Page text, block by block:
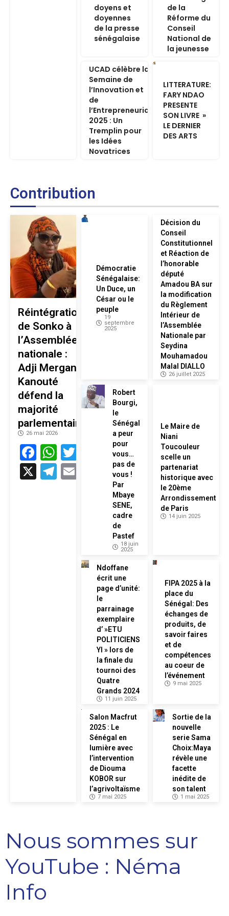
doyens et
doyennes
de la presse
sénégalaise
de la
Réforme du
Conseil
National de
la jeunesse
UCAD célèbre la
Semaine de
l’Innovation et
de
l’Entrepreneuriat
2025 : Un
Tremplin pour
les Idées
Novatrices
LITTERATURE:
FARY NDAO
PRESENTE
SON LIVRE »
LE DERNIER
DES ARTS
Contribution
Réintégration
de Sonko à
l’Assemblée
nationale :
Adji Mergane
Kanouté
défend la
majorité
parlementaire
26 mai 2026
Facebook
WhatsApp
Twitter
X
Telegram
Email
Démocratie
Sénégalaise:
Un Duce, un
César ou le
peuple
19
septembre
2025
Décision du
Conseil
Constitutionnel
et Réaction de
l’honorable
député
Amadou BA sur
la modification
du Règlement
Intérieur de
l’Assemblée
Nationale par
Seydina
Mouhamadou
Malal DIALLO
26 juillet 2025
Robert
Bourgi,
le
Sénégal
a peur
pour
vous…
pas de
vous !
Par
Mbaye
SENE,
cadre
de
Pastef
18 juin
2025
Le Maire de
Niani
Toucouleur
scelle un
partenariat
historique avec
le 20ème
Arrondissement
de Paris
14 juin 2025
Ndoffane
écrit une
page d’unité:
le
parrainage
exemplaire
d’ »ETU
POLITICIENS
YI » lors de
la finale du
tournoi des
Quatre
Grands 2024
11 juin 2025
FIPA 2025 à la
place du
Sénégal: Des
échanges de
produits, de
savoir faires
et de
compétences
au coeur de
l’événement
9 mai 2025
Salon Macfrut
2025 : Le
Sénégal en
lumière avec
l’intervention
de Diouma
KOBOR sur
l’agrivoltaïsme
7 mai 2025
Sortie de la
nouvelle
serie Sama
Choix:Maya
révèle une
facette
inédite de
son talent
1 mai 2025
Nous sommes sur
YouTube : Néma
Info